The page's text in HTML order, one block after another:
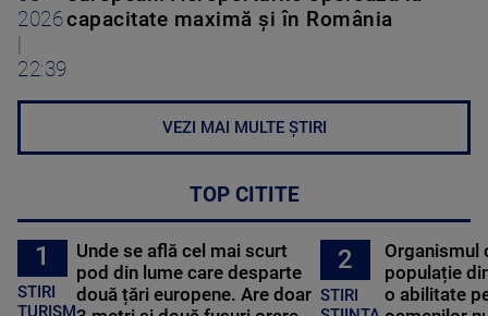
2026
22:39
capacitate maximă și în România
VEZI MAI MULTE ȘTIRI
TOP CITITE
1
STIRI
TURISM
Unde se află cel mai scurt
pod din lume care desparte
două țări europene. Are doar
2
STIRI
Organismul
populație
o abilitate